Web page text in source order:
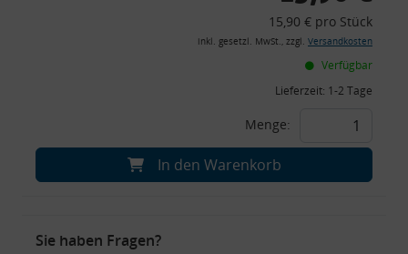
15,90 € pro Stück
inkl. gesetzl. MwSt., zzgl. Versandkosten
Verfügbar
Lieferzeit: 1-2 Tage
Menge:
In den Warenkorb
Sie haben Fragen?